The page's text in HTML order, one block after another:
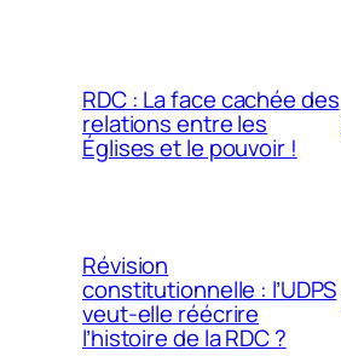
RDC : La face cachée des
relations entre les
Églises et le pouvoir !
Révision
constitutionnelle : l’UDPS
veut-elle réécrire
l’histoire de la RDC ?